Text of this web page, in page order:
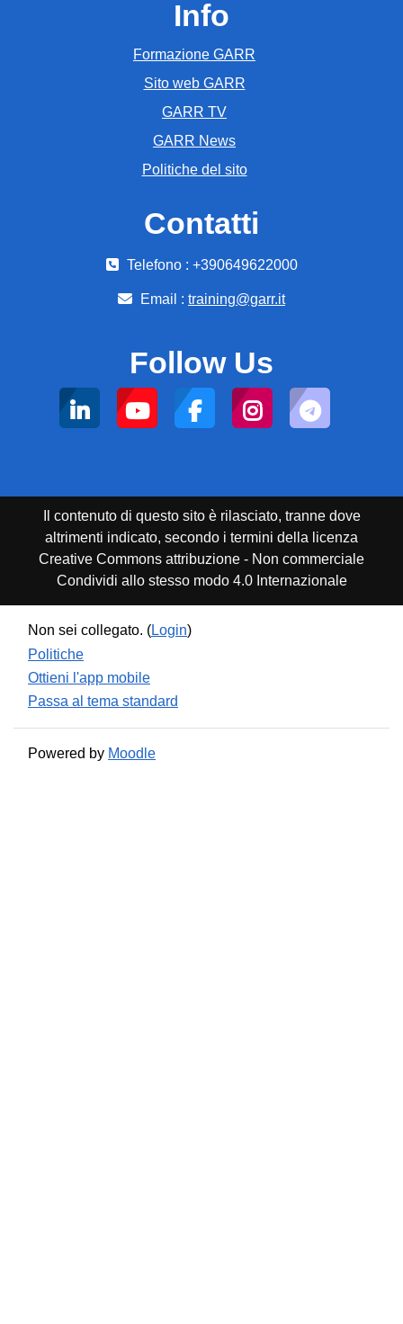
Info
Formazione GARR
Sito web GARR
GARR TV
GARR News
Politiche del sito
Contatti
Telefono : +390649622000
Email : training@garr.it
Follow Us
Il contenuto di questo sito è rilasciato, tranne dove
altrimenti indicato, secondo i termini della licenza
Creative Commons attribuzione - Non commerciale
Condividi allo stesso modo 4.0 Internazionale
Non sei collegato. (Login)
Politiche
Ottieni l'app mobile
Passa al tema standard
Powered by Moodle